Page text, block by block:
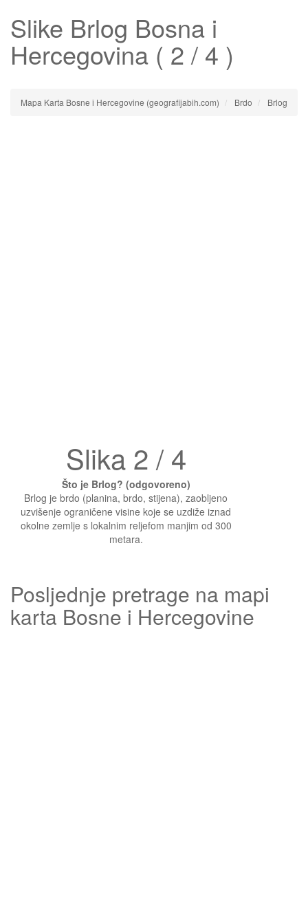
Slike Brlog Bosna i
Hercegovina ( 2 / 4 )
Mapa Karta Bosne i Hercegovine (geografijabih.com) Brdo Brlog
Slika 2 / 4
Što je Brlog? (odgovoreno)
Brlog je brdo (planina, brdo, stijena), zaobljeno
uzvišenje ograničene visine koje se uzdiže iznad
okolne zemlje s lokalnim reljefom manjim od 300
metara.
Posljednje pretrage na mapi
karta Bosne i Hercegovine